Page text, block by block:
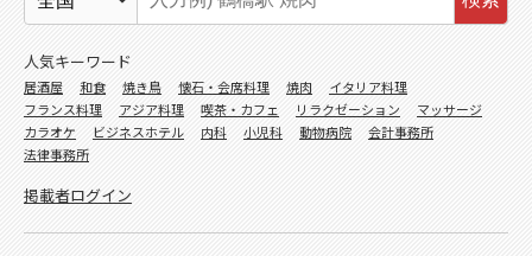
人気キーワード
居酒屋 和食 焼き鳥 懐石・会席料理 焼肉
イタリア料理
フランス料理
アジア料理 喫茶・カフェ リラクゼーション
マッサージ
カラオケ
ビジネスホテル 内科 小児科 動物病院
会計事務所
法律事務所
掲載者ログイン